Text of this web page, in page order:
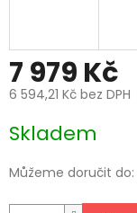
7 979 Kč
6 594,21 Kč bez DPH
cena:
Skladem
Můžeme doručit do: